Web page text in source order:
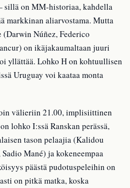
sillä on MM-historiaa, kahdella
markkinan aliarvostama. Mutta
Núñez, Federico
on ikäjakaumaltaan juuri
yllättää. Lohko H on kohtuullisen
Uruguay voi kaataa monta
välieriin 21.00, implisiittinen
lohko I:ssä Ranskan perässä,
tason pelaajia (Kalidou
Mané) ja kokeneempaa
päästä pudotuspeleihin on
on pitkä matka, koska